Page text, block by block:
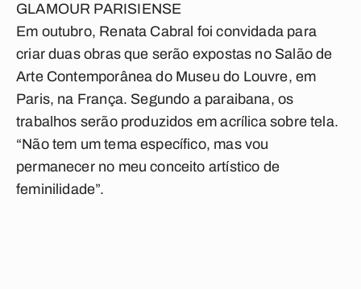
GLAMOUR PARISIENSE
Em outubro, Renata Cabral foi convidada para
criar duas obras que serão expostas no Salão de
Arte Contemporânea do Museu do Louvre, em
Paris, na França. Segundo a paraibana, os
trabalhos serão produzidos em acrílica sobre tela.
“Não tem um tema específico, mas vou
permanecer no meu conceito artístico de
feminilidade”.